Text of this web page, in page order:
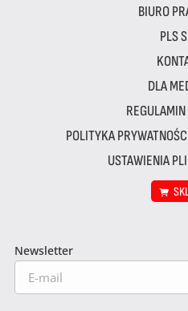
BIURO
PLS
DLA
POLITYKA
USTAWIENIA
Newsletter